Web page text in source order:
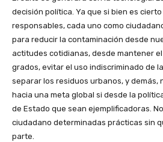
decisión política. Ya que si bien es
responsables, cada uno como
para reducir la contaminación desde
actitudes cotidianas, desde mantener
grados, evitar el uso indiscriminado de
separar los residuos urbanos, y demás,
hacia una meta global si desde la
de Estado que sean ejemplificadoras.
ciudadano determinadas prácticas sin
parte.